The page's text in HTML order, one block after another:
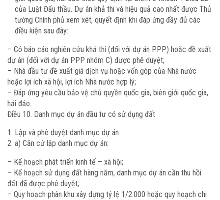
của Luật Đấu thầu. Dự án khả thi và hiệu quả cao nhất được Thủ
tướng Chính phủ xem xét, quyết định khi đáp ứng đầy đủ các
điều kiện sau đây:
– Có báo cáo nghiên cứu khả thi (đối với dự án PPP) hoặc đề xuất
dự án (đối với dự án PPP nhóm C) được phê duyệt;
– Nhà đầu tư đề xuất giá dịch vụ hoặc vốn góp của Nhà nước
hoặc lợi ích xã hội, lợi ích Nhà nước hợp lý;
– Đáp ứng yêu cầu bảo vệ chủ quyền quốc gia, biên giới quốc gia,
hải đảo.
Điều 10. Danh mục dự án đầu tư có sử dụng đất
Lập và phê duyệt danh mục dự án
a) Căn cứ lập danh mục dự án:
– Kế hoạch phát triển kinh tế – xã hội;
– Kế hoạch sử dụng đất hàng năm, danh mục dự án cần thu hồi
đất đã được phê duyệt;
– Quy hoạch phân khu xây dựng tỷ lệ 1/2.000 hoặc quy hoạch chi